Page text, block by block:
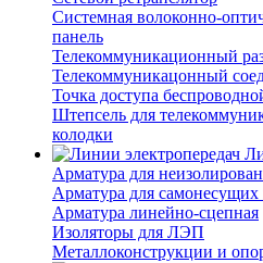
Системная волоконно-
панель
Телекоммуникационный
Телекоммуникацонный
Точка доступа
Штепсель для
колодки
Арматура для
Арматура для
Арматура линейно-сцепная
Изоляторы для ЛЭП
Металлоконструкции и